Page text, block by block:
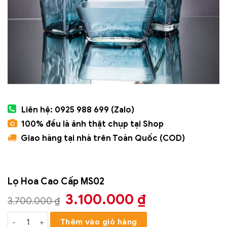
Liên hệ: 0925 988 699 (Zalo)
100% đều là ảnh thật chụp tại Shop
Giao hàng tại nhà trên Toàn Quốc (COD)
Lọ Hoa Cao Cấp MS02
3.700.000₫ Giá
gốc
3.100.000 ₫Giá
hiện
Lọ Hoa Cao Cấp MS02 số lượng
Thêm vào giỏ hàng